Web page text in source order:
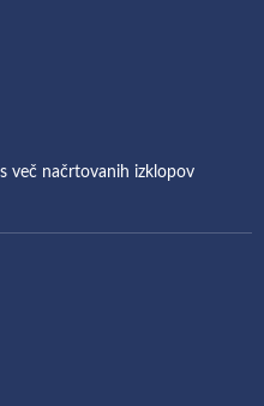
več načrtovanih izklopov